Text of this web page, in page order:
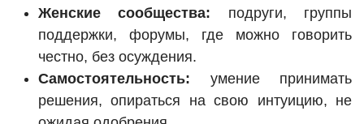
Женские сообщества: подруги, группы
поддержки, форумы, где можно говорить
честно, без осуждения.
Самостоятельность: умение принимать
решения, опираться на свою интуицию, не